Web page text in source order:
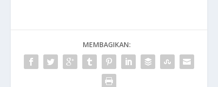
MEMBAGIKAN: